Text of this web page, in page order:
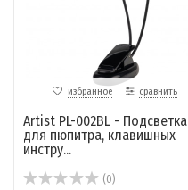
избранное сравнить
Artist PL-002BL - Подсветка
для пюпитра, клавишных
инстру...
(0)